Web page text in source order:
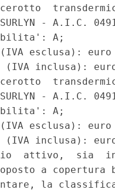
SURLYN - A.I.C.
A;
esclusa):
(IVA inclusa):
SURLYN - A.I.C.
A;
esclusa):
(IVA inclusa):
attivo,  sia
a
la